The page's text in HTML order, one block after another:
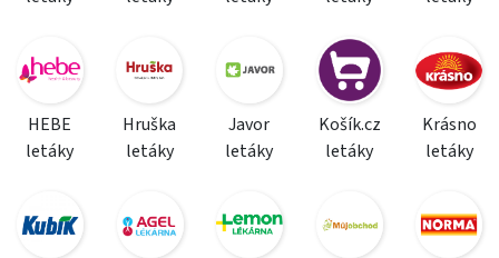
HEBE
letáky
Hruška
letáky
Javor
letáky
Košík.cz
letáky
Krásno
letáky